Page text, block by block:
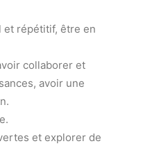
et répétitif, être en
collaborer et
avoir une
et explorer de